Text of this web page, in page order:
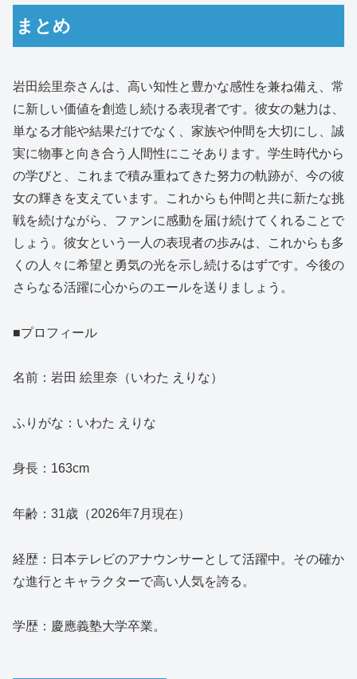
まとめ
岩田絵里奈さんは、高い知性と豊かな感性を兼ね備え、常
に新しい価値を創造し続ける表現者です。彼女の魅力は、
単なる才能や結果だけでなく、家族や仲間を大切にし、誠
実に物事と向き合う人間性にこそあります。学生時代から
の学びと、これまで積み重ねてきた努力の軌跡が、今の彼
女の輝きを支えています。これからも仲間と共に新たな挑
戦を続けながら、ファンに感動を届け続けてくれることで
しょう。彼女という一人の表現者の歩みは、これからも多
くの人々に希望と勇気の光を示し続けるはずです。今後の
さらなる活躍に心からのエールを送りましょう。
■プロフィール
名前：岩田 絵里奈（いわた えりな）
ふりがな：いわた えりな
身長：163cm
年齢：31歳（2026年7月現在）
経歴：日本テレビのアナウンサーとして活躍中。その確か
な進行とキャラクターで高い人気を誇る。
学歴：慶應義塾大学卒業。